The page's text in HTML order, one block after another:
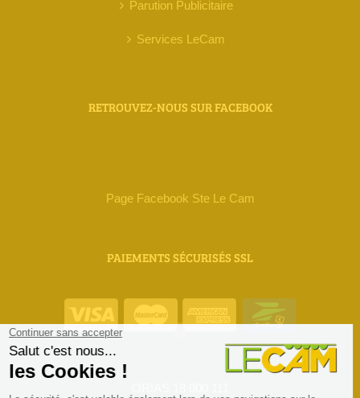
Parution Publicitaire
Services LeCam
RETROUVEZ-NOUS SUR FACEBOOK
Page Facebook Ste Le Cam
PAIEMENTS SÉCURISÉS SSL